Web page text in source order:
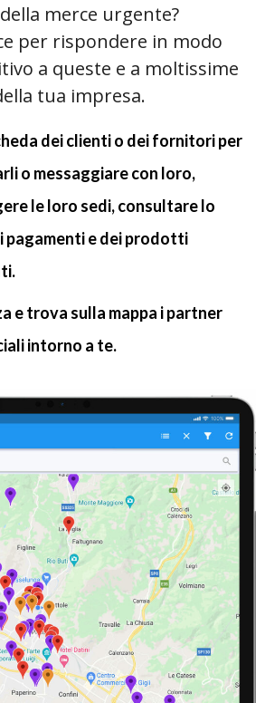
merce urgente?
per rispondere in modo
a queste e a moltissime
tua impresa.
dei clienti o dei fornitori per
o messaggiare con loro,
le loro sedi, consultare lo
pagamenti e dei prodotti
e trova sulla mappa i partner
intorno a te.